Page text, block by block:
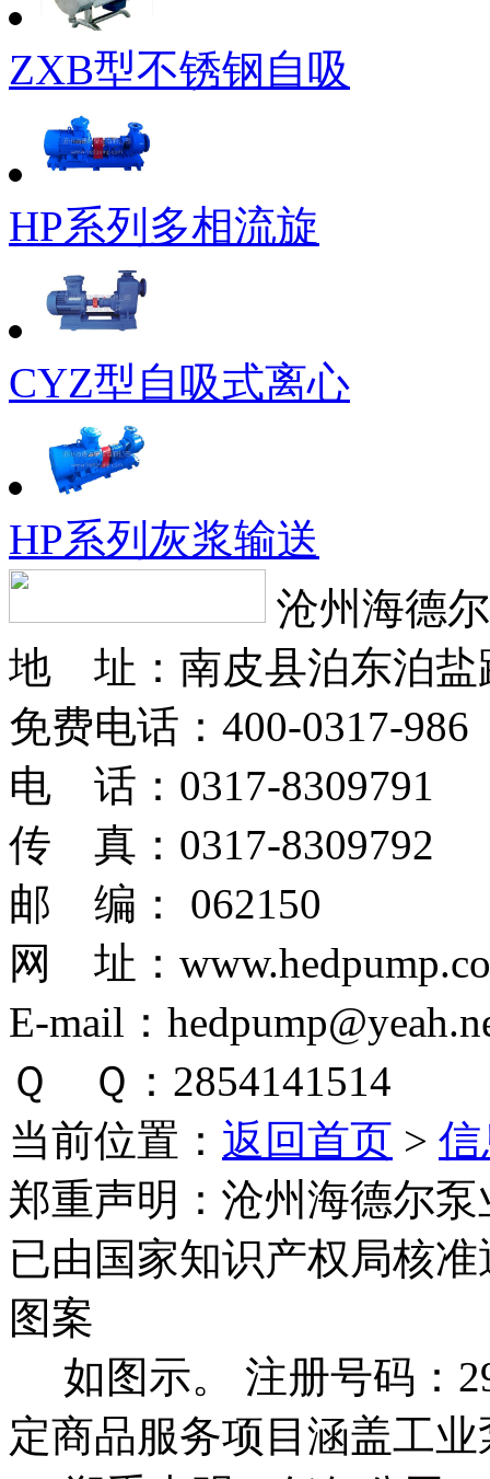
ZXB型不锈钢自吸
HP系列多相流旋
CYZ型自吸式离心
HP系列灰浆输送
沧州海德
地 址：南皮县泊东泊盐
免费电话：400-0317-986
电 话：0317-8309791
传 真：0317-8309792
邮 编： 062150
网 址：
E-mail：
Ｑ Ｑ：2854141514
当前位置： 返回首页 >
郑重声明： 沧州海德尔
已由国家知识产权局核
图案
如图示。 注册号码：
定商品服务项目涵盖工